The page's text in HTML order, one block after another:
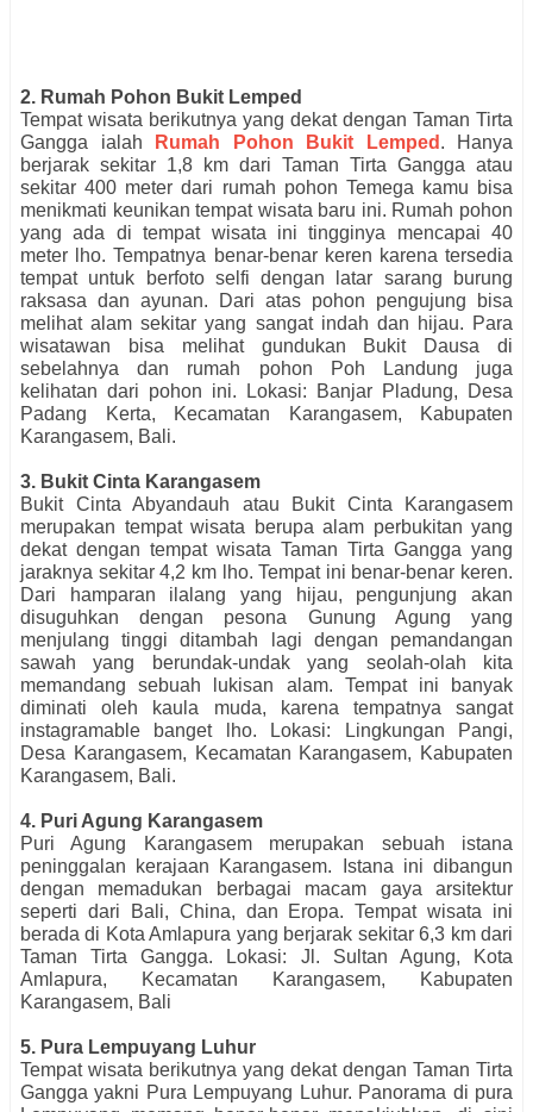
2. Rumah Pohon Bukit Lemped
Tempat wisata berikutnya yang dekat dengan Taman Tirta
Gangga ialah
Rumah Pohon Bukit Lemped . Hanya
berjarak sekitar 1,8 km dari Taman Tirta Gangga atau
sekitar 400 meter dari rumah pohon Temega kamu bisa
menikmati keunikan tempat wisata baru ini. Rumah pohon
yang ada di tempat wisata ini tingginya mencapai 40
meter lho. Tempatnya benar-benar keren karena tersedia
tempat untuk berfoto selfi dengan latar sarang burung
raksasa dan ayunan. Dari atas pohon pengujung bisa
melihat alam sekitar yang sangat indah dan hijau. Para
wisatawan bisa melihat gundukan Bukit Dausa di
sebelahnya dan rumah pohon Poh Landung juga
kelihatan dari pohon ini. Lokasi: Banjar Pladung, Desa
Padang Kerta, Kecamatan Karangasem, Kabupaten
Karangasem, Bali.
3. Bukit Cinta Karangasem
Bukit Cinta Abyandauh atau Bukit Cinta Karangasem
merupakan tempat wisata berupa alam perbukitan yang
dekat dengan tempat wisata Taman Tirta Gangga yang
jaraknya sekitar 4,2 km lho. Tempat ini benar-benar keren.
Dari hamparan ilalang yang hijau, pengunjung akan
disuguhkan dengan pesona Gunung Agung yang
menjulang tinggi ditambah lagi dengan pemandangan
sawah yang berundak-undak yang seolah-olah kita
memandang sebuah lukisan alam. Tempat ini banyak
diminati oleh kaula muda, karena tempatnya sangat
instagramable banget lho. Lokasi: Lingkungan Pangi,
Desa Karangasem, Kecamatan Karangasem, Kabupaten
Karangasem, Bali.
4. Puri Agung Karangasem
Puri Agung Karangasem merupakan sebuah istana
peninggalan kerajaan Karangasem. Istana ini dibangun
dengan memadukan berbagai macam gaya arsitektur
seperti dari Bali, China, dan Eropa. Tempat wisata ini
berada di Kota Amlapura yang berjarak sekitar 6,3 km dari
Taman Tirta Gangga. Lokasi: Jl. Sultan Agung, Kota
Amlapura, Kecamatan Karangasem, Kabupaten
Karangasem, Bali
5. Pura Lempuyang Luhur
Tempat wisata berikutnya yang dekat dengan Taman Tirta
Gangga yakni Pura Lempuyang Luhur. Panorama di pura